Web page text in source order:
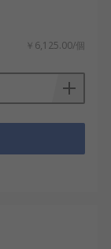
￥6,125.00/個